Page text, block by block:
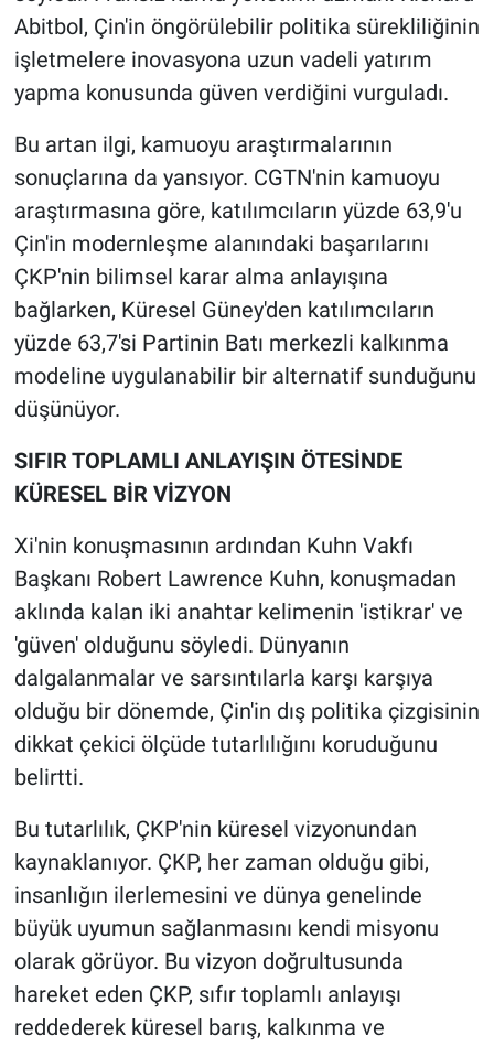
Abitbol, Çin'in öngörülebilir politika sürekliliğinin
işletmelere inovasyona uzun vadeli yatırım
yapma konusunda güven verdiğini vurguladı.
Bu artan ilgi, kamuoyu araştırmalarının
sonuçlarına da yansıyor. CGTN'nin kamuoyu
araştırmasına göre, katılımcıların yüzde 63,9'u
Çin'in modernleşme alanındaki başarılarını
ÇKP'nin bilimsel karar alma anlayışına
bağlarken, Küresel Güney'den katılımcıların
yüzde 63,7'si Partinin Batı merkezli kalkınma
modeline uygulanabilir bir alternatif sunduğunu
düşünüyor.
SIFIR TOPLAMLI ANLAYIŞIN ÖTESİNDE
KÜRESEL BİR VİZYON
Xi'nin konuşmasının ardından Kuhn Vakfı
Başkanı Robert Lawrence Kuhn, konuşmadan
aklında kalan iki anahtar kelimenin 'istikrar' ve
'güven' olduğunu söyledi. Dünyanın
dalgalanmalar ve sarsıntılarla karşı karşıya
olduğu bir dönemde, Çin'in dış politika çizgisinin
dikkat çekici ölçüde tutarlılığını koruduğunu
belirtti.
Bu tutarlılık, ÇKP'nin küresel vizyonundan
kaynaklanıyor. ÇKP, her zaman olduğu gibi,
insanlığın ilerlemesini ve dünya genelinde
büyük uyumun sağlanmasını kendi misyonu
olarak görüyor. Bu vizyon doğrultusunda
hareket eden ÇKP, sıfır toplamlı anlayışı
reddederek küresel barış, kalkınma ve